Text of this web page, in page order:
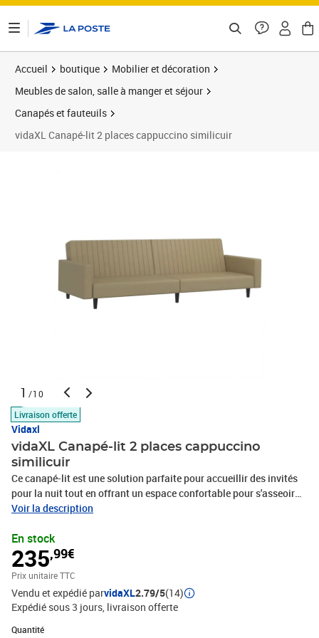
Accueil boutique
Mobilier et décoration
Meubles de salon, salle à manger et séjour
Canapés et fauteuils
vidaXL Canapé-lit 2 places cappuccino similicuir
1 /10
Livraison offerte
Vidaxl
vidaXL Canapé-lit 2 places cappuccino
similicuir
Ce canapé-lit est une solution parfaite pour accueillir des invités
pour la nuit tout en offrant un espace confortable pour s'asseoir
pendant la journée. Fonction 2 en 1 : ce canapé-lit se transforme
canapé. Vous pouvez pousser les deux dossiers séparés
partiellement ou complètement vers le bas pour créer un endroit
idéal pour une sieste ou un lit double.Expérience de siège
confortable : ce canapé-lit est recouvert d'un similicuir doux et
confortable. Le similicuir est un matériau très durable. Il est
résistant aux taches, ce qui le rend facile à nettoyer avec un
chiffon humide. La surface lisse donne également un aspect
Voir la description
En stock
235,99€
Prix unitaire TTC
Vendu et expédié parvidaXL2.79/5(14)
Expédié sous 3 jours livraison offerte
Quantité
Quantité : 1